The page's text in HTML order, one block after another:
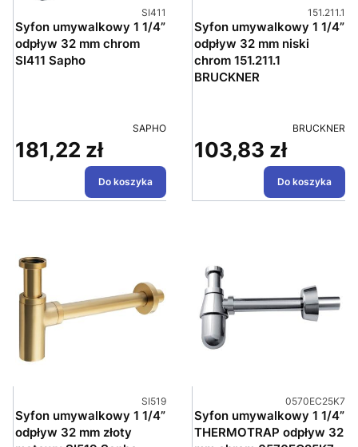
Kod produktu
SI411
Syfon umywalkowy 1 1/4”
odpływ 32 mm chrom
SI411 Sapho
PRODUCENT
SAPHO
Cena
181,22 zł
Do koszyka
Kod
151.211.1
Syfon umywalkowy 1 1/4”
odpływ 32 mm niski
chrom 151.211.1
BRUCKNER
PRODUCENT
BRUCKNER
Cena
103,83 zł
Do koszyka
Kod produktu
SI519
Syfon umywalkowy 1 1/4”
odpływ 32 mm złoty
Kod produktu
0570EC25K7
Syfon umywalkowy 1 1/4”
THERMOTRAP odpływ 32